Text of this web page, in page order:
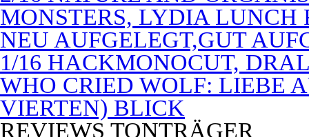
MONSTERS, LYDIA LUNCH
NEU AUFGELEGT,GUT
1/16 HACKMONOCUT,
WHO CRIED WOLF: LIEBE
VIERTEN) BLICK
REVIEWS TONTRÄGER